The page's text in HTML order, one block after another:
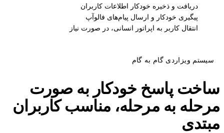
دریافت و ذخیره خودکار اطلاعات کاربران
پیگیری خودکار و ارسال پیام‌های فالوآپ
انتقال کاربر به اپراتور انسانی، در صورت نیاز
سیستم ویزاردی گام به گام
ساخت پاسخ خودکار به صورت
مرحله به مرحله، مناسب کاربران
مبتدی